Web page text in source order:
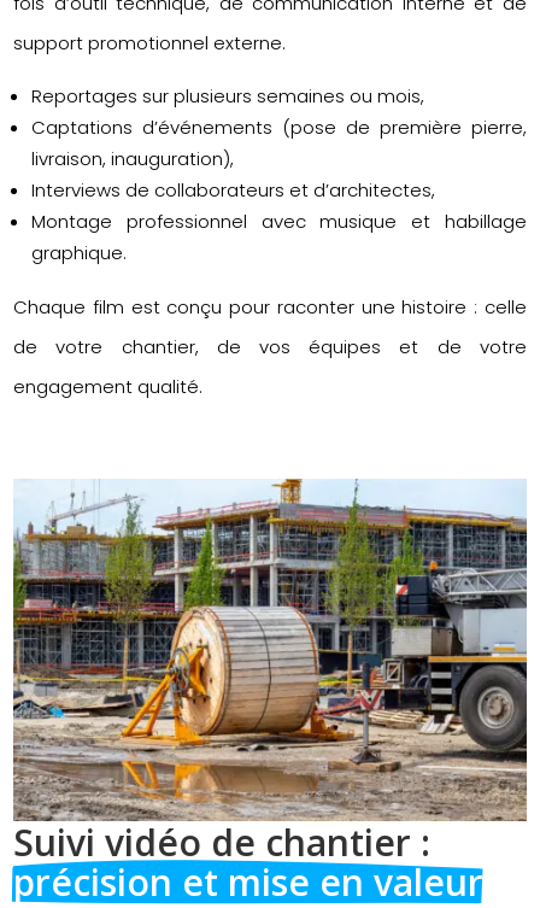
support promotionnel externe.
Reportages sur plusieurs semaines ou mois,
Captations d’événements (pose de première pierre,
livraison, inauguration),
Interviews de collaborateurs et d’architectes,
Montage professionnel avec musique et habillage
graphique.
Chaque film est conçu pour raconter une histoire : celle
de votre chantier, de vos équipes et de votre
engagement qualité.
Suivi vidéo de chantier :
précision et mise en valeur